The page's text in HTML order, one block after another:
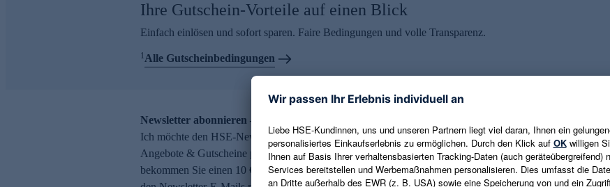
Ihre Gutschein-Vorteile auf einen Blick
Einfach einlösen und sofort sparen. Faire Bedingungen und volle Transparenz.
1Alle Gutscheinbedingungen
Newsletter abonnieren – 10 € Gutschein erhalten
Ich möchte den HSE-Newsletter abonnieren und aktuelle Trends,
Angebote & Gutscheine per E-Mail erhalten. Als Dankeschön
bekommen Sie einen 10 € Gutschein. Eine Abmeldung ist jederzeit in
E-Mail-Adresse eingeben